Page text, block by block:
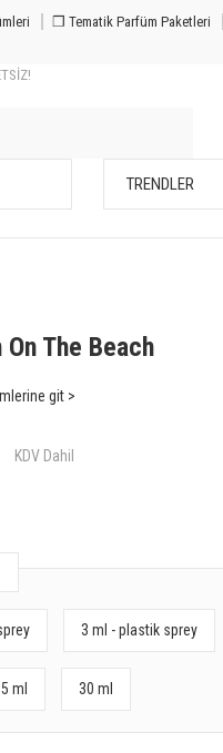
❒ Tematik Parfüm Paketleri
TRENDLER
The Beach
git >
KDV Dahil
3 ml - plastik sprey
ml 30 ml